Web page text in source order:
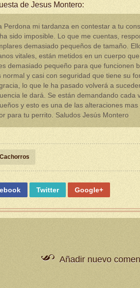
de Jesus Montero:
Perdona mi tardanza en contestar a tu
sido imposible. Lo que me cuentas,
demasiado pequeños de tamaño.
vitales, están metidos en un cuerpo
demasiado pequeño para que funcionen
normal y casi con seguridad que tiene su
lo que le ha pasado volverá a
le dará. Se están demandando cada
y esto es una de las alteraciones
para tu perrito. Saludos Jesús Montero
Cachorros
Twitter Google+
Añadir nuevo